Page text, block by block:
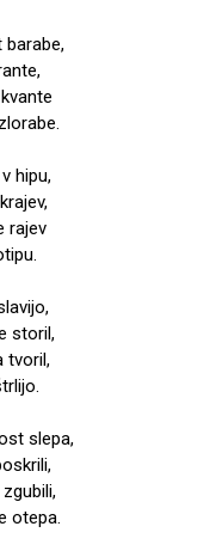
barabe,
hipu,
rajev
storil,
tvoril,
slepa,
otepa.